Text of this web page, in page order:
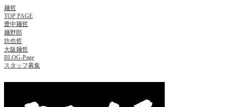
麺哲
TOP PAGE
豊中麺哲
麺野郎
坊也哲
大阪麺哲
BLOG-Page
スタッフ募集